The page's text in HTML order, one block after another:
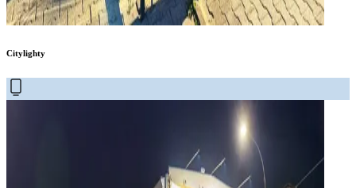
Citylighty